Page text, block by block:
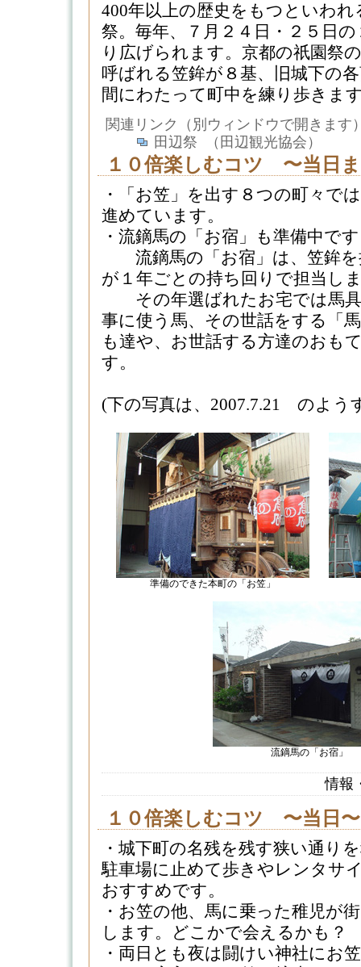
400年以上の歴史をもつといわ
祭。毎年、７月２４日・２５日
り広げられます。京都の祇園祭
呼ばれる笠鉾が８基、旧城下の
間にわたって町中を練り歩きま
関連リンク（別ウィンドウで開きます
田辺祭 （田辺観光協会）
１０倍楽しむコツ 〜当日
・「お笠」を出す８つの町々で
進めています。
・流鏑馬の「お宿」も準備中で
流鏑馬の「お宿」は、笠鉾を
が１年ごとの持ち回りで担当し
その年選ばれたお宅では馬具
事に使う馬、その世話をする「
も達や、お世話する方達のおも
す。
(下の写真は、2007.7.21 のよう
準備のできた本町の「お笠」
流鏑馬の「お宿」
情報
１０倍楽しむコツ 〜当日〜
・城下町の名残を残す狭い通り
駐車場に止めて歩きやレンタサ
おすすめです。
・お笠の他、馬に乗った稚児が
します。どこかで会えるかも？
・両日とも夜は闘けい神社にお